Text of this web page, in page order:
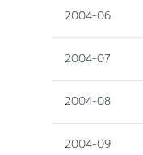
2004-06
2004-07
2004-08
2004-09